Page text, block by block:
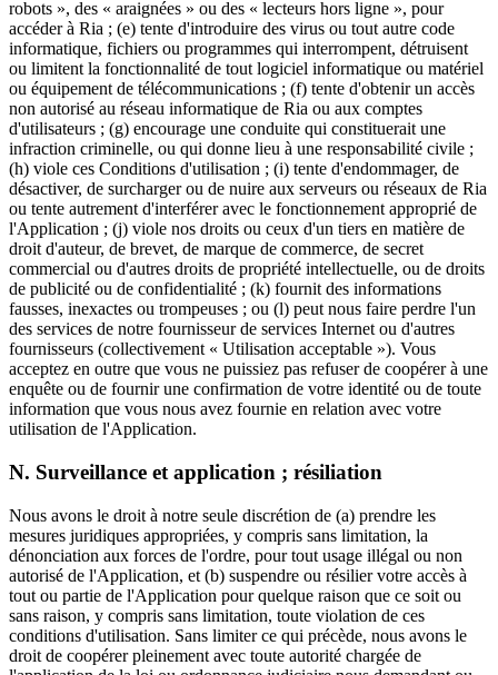
robots », des « araignées » ou des « lecteurs hors ligne », pour
accéder à Ria ; (e) tente d'introduire des virus ou tout autre code
informatique, fichiers ou programmes qui interrompent, détruisent
ou limitent la fonctionnalité de tout logiciel informatique ou matériel
ou équipement de télécommunications ; (f) tente d'obtenir un accès
non autorisé au réseau informatique de Ria ou aux comptes
d'utilisateurs ; (g) encourage une conduite qui constituerait une
infraction criminelle, ou qui donne lieu à une responsabilité civile ;
(h) viole ces Conditions d'utilisation ; (i) tente d'endommager, de
désactiver, de surcharger ou de nuire aux serveurs ou réseaux de Ria
ou tente autrement d'interférer avec le fonctionnement approprié de
l'Application ; (j) viole nos droits ou ceux d'un tiers en matière de
droit d'auteur, de brevet, de marque de commerce, de secret
commercial ou d'autres droits de propriété intellectuelle, ou de droits
de publicité ou de confidentialité ; (k) fournit des informations
fausses, inexactes ou trompeuses ; ou (l) peut nous faire perdre l'un
des services de notre fournisseur de services Internet ou d'autres
fournisseurs (collectivement « Utilisation acceptable »). Vous
acceptez en outre que vous ne puissiez pas refuser de coopérer à une
enquête ou de fournir une confirmation de votre identité ou de toute
information que vous nous avez fournie en relation avec votre
utilisation de l'Application.
N. Surveillance et application ; résiliation
Nous avons le droit à notre seule discrétion de (a) prendre les
mesures juridiques appropriées, y compris sans limitation, la
dénonciation aux forces de l'ordre, pour tout usage illégal ou non
autorisé de l'Application, et (b) suspendre ou résilier votre accès à
tout ou partie de l'Application pour quelque raison que ce soit ou
sans raison, y compris sans limitation, toute violation de ces
conditions d'utilisation. Sans limiter ce qui précède, nous avons le
droit de coopérer pleinement avec toute autorité chargée de